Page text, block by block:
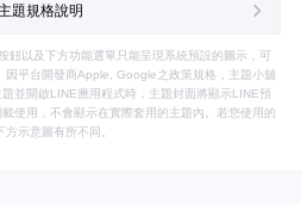
題規格說明
鈕以及下方功能選單只能呈現系統預設的圖示，可
平台開發商Apple, Google之政策規格，主題小舖
並開啟LINE應用程式時，主題封面將顯示LINE預
使用，不會顯示在實際套用的主題內。若您使用的
示意圖有所不同。